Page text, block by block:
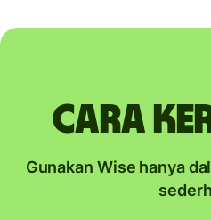
Cara
Gunakan Wise hanya